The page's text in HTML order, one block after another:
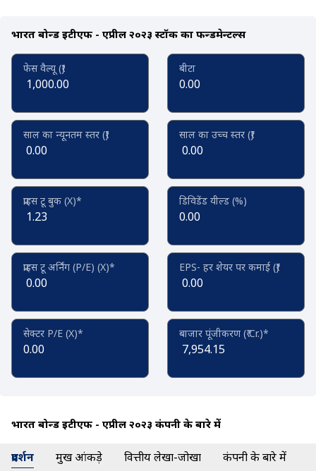
भारत बोन्ड ईटीएफ - एप्रील २०२३ स्टॉक का फन्डमेन्टल्स
फेस वैल्यू (₹)
1,000.00
बीटा
0.00
साल का न्यूनतम स्तर (₹)
0.00
साल का उच्च स्तर (₹)
0.00
प्राइस टू बुक (X)*
1.23
डिविडेंड यील्ड (%)
0.00
प्राइस टू अर्निंग (P/E) (X)*
0.00
EPS- हर शेयर पर कमाई (₹)
0.00
सेक्टर P/E (X)*
0.00
बाजार पूंजीकरण (₹ Cr.)*
7,954.15
भारत बोन्ड ईटीएफ - एप्रील २०२३ कंपनी के बारे में
प्रदर्शन प्रमुख आंकड़े वित्तीय लेखा-जोखा कंपनी के बारे में